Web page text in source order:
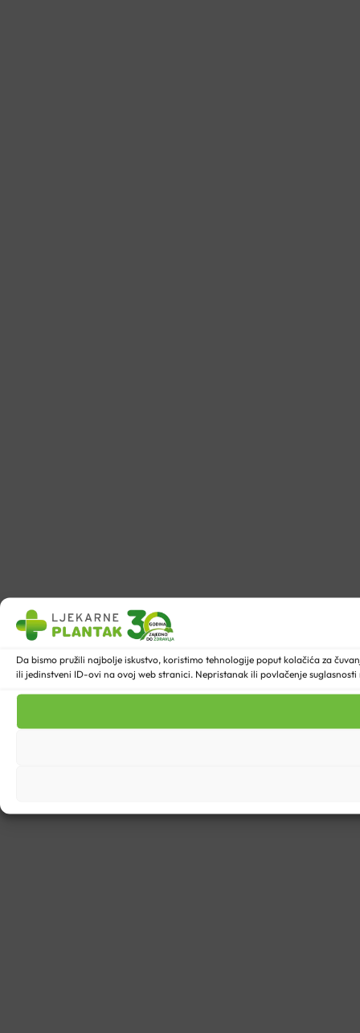
Da bismo pružili najbolje iskustvo, koristimo tehnologije poput kolačića za
ili jedinstveni ID-ovi na ovoj web stranici. Nepristanak ili povlačenje